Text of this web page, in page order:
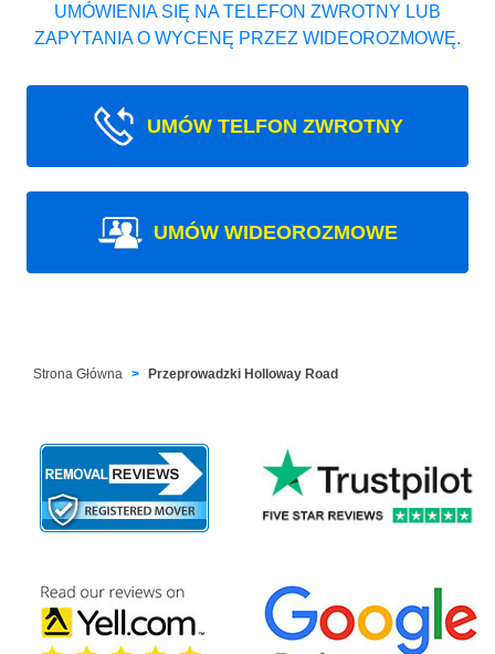
UMÓWIENIA SIĘ NA TELEFON ZWROTNY LUB
ZAPYTANIA O WYCENĘ PRZEZ WIDEOROZMOWĘ.
UMÓW TELFON ZWROTNY
UMÓW WIDEOROZMOWE
Strona Główna Przeprowadzki Holloway Road